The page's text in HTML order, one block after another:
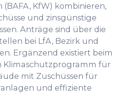
KfW) kombinieren,
und zinsgünstige
Anträge sind über die
bei LfA, Bezirk und
Ergänzend existiert beim
Klimaschutzprogramm für
mit Zuschüssen für
und effiziente